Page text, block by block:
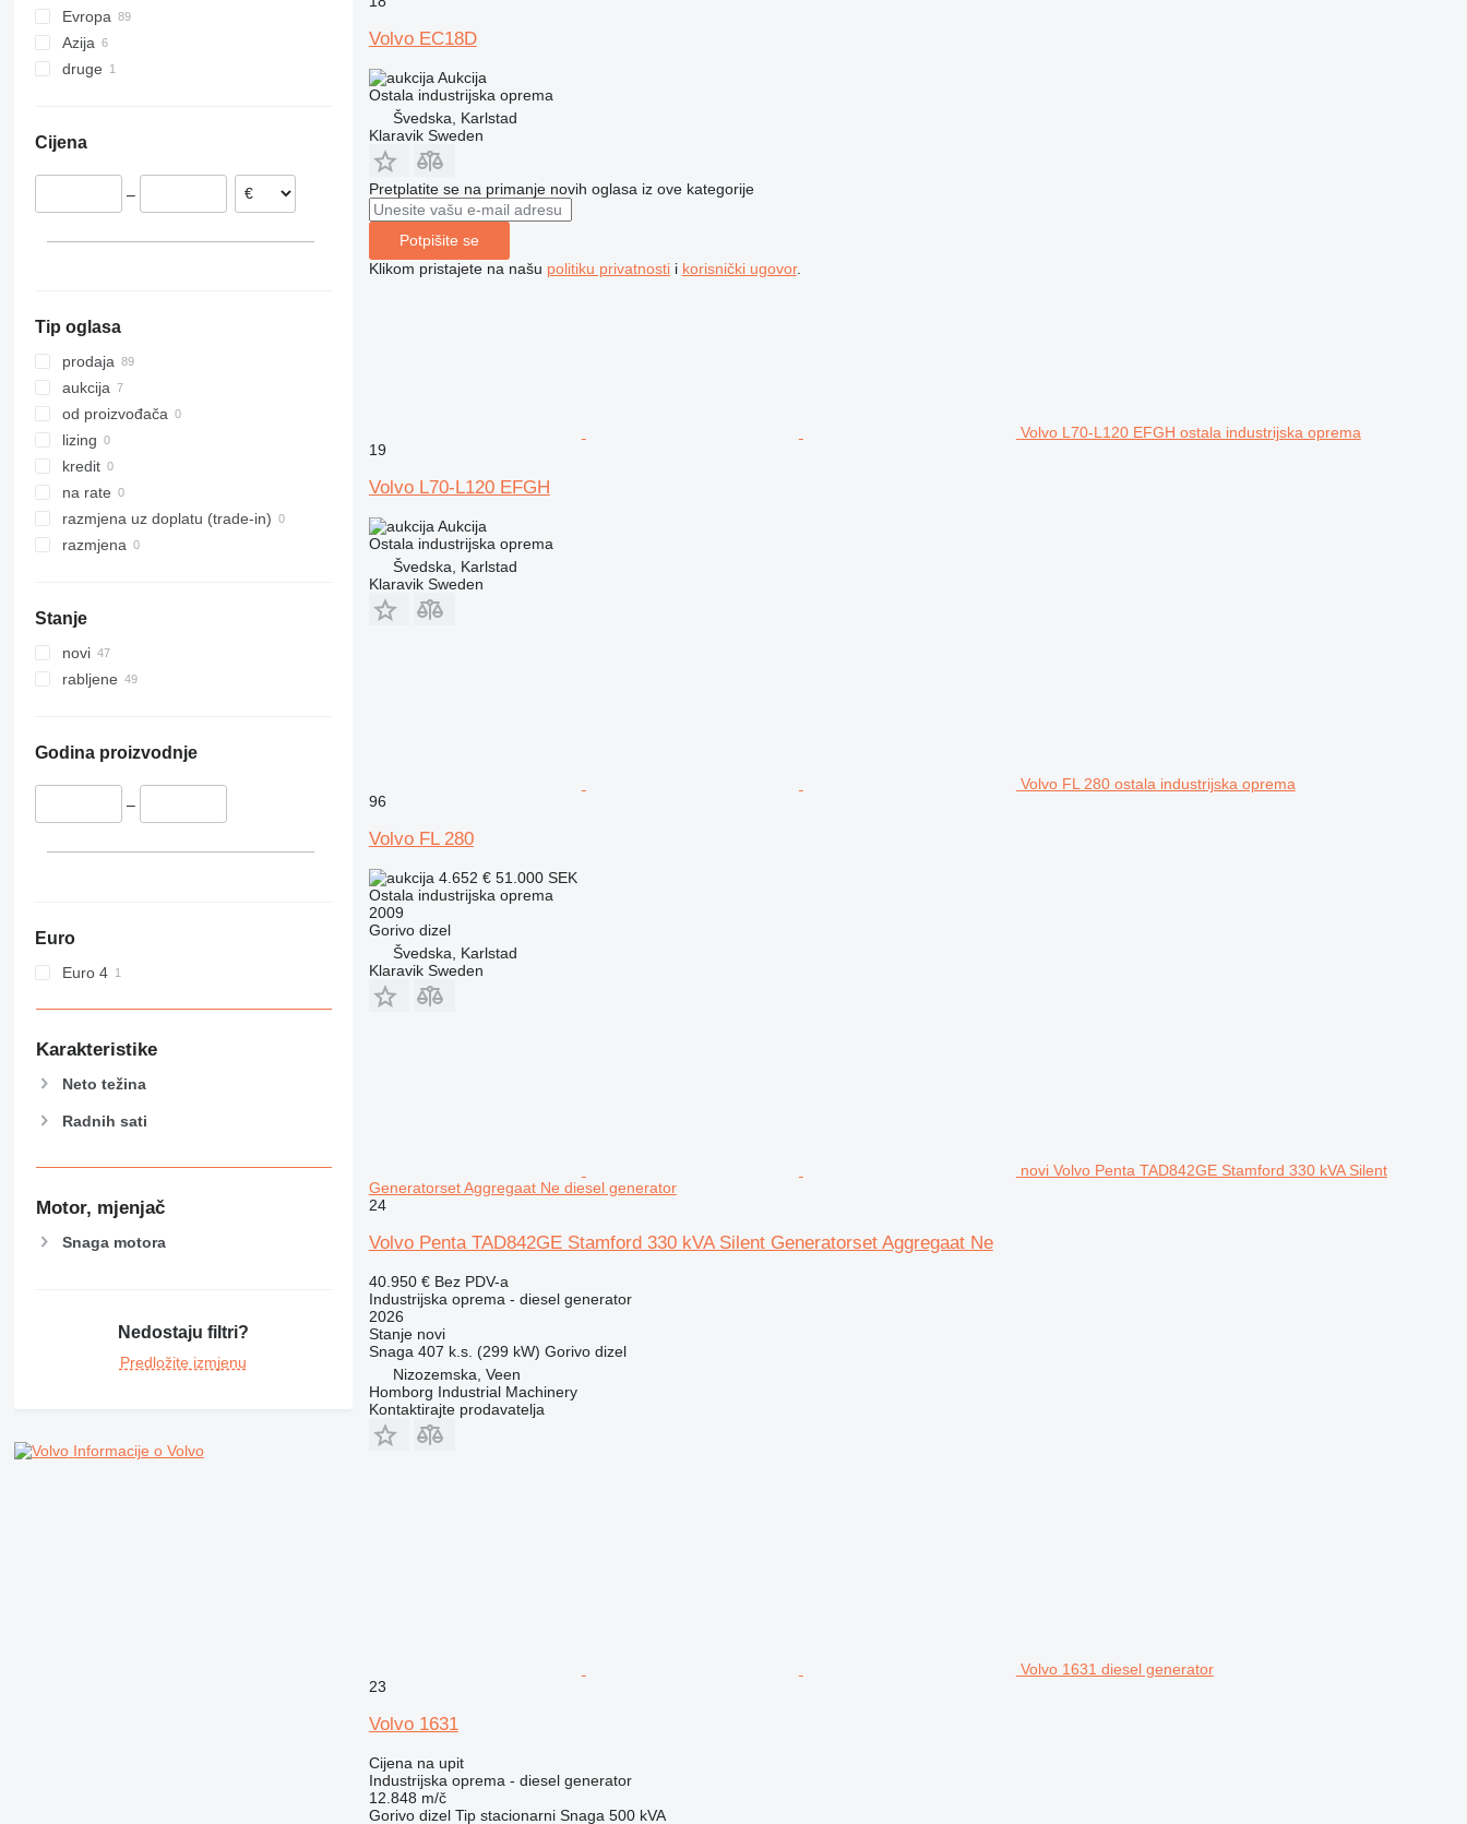
XRVS
ZT
VAC
Evropa
Rumunjska
Francuska
Poljska
Azija
Kina
druge
Cijena
–
Tip oglasa
prodaja
aukcija
od proizvođača
lizing
kredit
na rate
razmjena uz doplatu (trade-in)
razmjena
Stanje
novi
rabljene
Godina proizvodnje
–
Euro
Euro 4
Karakteristike
Neto težina
Radnih sati
Motor, mjenjač
Snaga motora
Nedostaju filtri?
Predložite izmjenu
Informacije o Volvo
Volvo EC18D
Aukcija
Ostala industrijska oprema
Švedska, Karlstad
Klaravik Sweden
Pretplatite se na primanje novih oglasa iz ove kategorije
Potpišite se
Klikom pristajete na našu politiku privatnostii korisnički ugovor.
Volvo L70-L120 EFGH ostala industrijska oprema
19
Volvo L70-L120 EFGH
Aukcija
Ostala industrijska oprema
Švedska, Karlstad
Klaravik Sweden
Volvo FL 280 ostala industrijska oprema
96
Volvo FL 280
4.652 € 51.000 SEK
Ostala industrijska oprema
2009
Gorivo dizel
Švedska, Karlstad
Klaravik Sweden
novi Volvo Penta TAD842GE Stamford 330 kVA Silent
Generatorset Aggregaat Ne diesel generator
24
Volvo Penta TAD842GE Stamford 330 kVA Silent Generatorset Aggregaat Ne
40.950 € Bez PDV-a
Industrijska oprema - diesel generator
2026
Stanjenovi
Snaga 407 k.s. (299 kW) Gorivo dizel
Nizozemska, Veen
Homborg Industrial Machinery
Kontaktirajte prodavatelja
Volvo 1631 diesel generator
23
Volvo 1631
Cijena na upit
Industrijska oprema - diesel generator
12.848 m/č
Gorivo dizel Tip stacionarni Snaga 500 kVA